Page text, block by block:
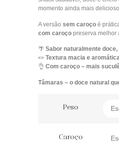
momento ainda mais
A versão sem caroço é
com caroço preserva melhor
🌴 Sabor naturalmente
🍬 Textura macia e
👌 Com caroço – mais
Tâmaras – o doce natural
Peso
Caroço